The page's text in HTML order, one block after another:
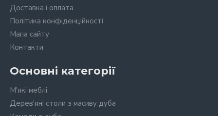
Доставка і оплата
Політика конфіденційності
Мапа сайту
Контакти
Основні категорії
М'які меблі
Дерев'яні столи з масиву дуба